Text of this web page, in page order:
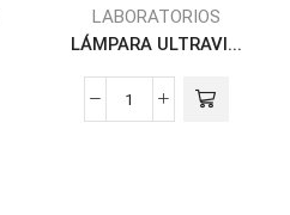
LABORATORIOS
LÁMPARA ULTRAVI...